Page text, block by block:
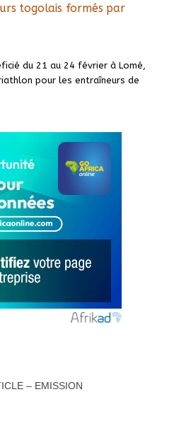
togolais formés par
du 21 au 24 février à Lomé,
pour les entraîneurs de